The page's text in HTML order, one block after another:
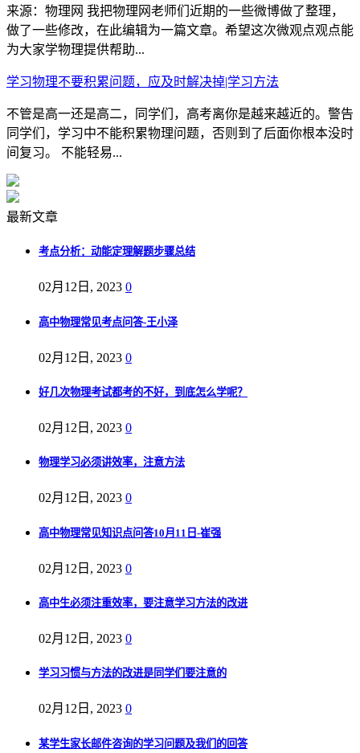
来源：物理网 我把物理网老师们近期的一些微博做了整理，
做了一些修改，在此编辑为一篇文章。希望这次微观点观点能
为大家学物理提供帮助...
学习物理不要积累问题，应及时解决掉|学习方法
不管是高一还是高二，同学们，高考离你是越来越近的。警告
同学们，学习中不能积累物理问题，否则到了后面你根本没时
间复习。 不能轻易...
最新文章
考点分析：动能定理解题步骤总结
02月12日, 2023 0
高中物理常见考点问答-王小泽
02月12日, 2023 0
好几次物理考试都考的不好，到底怎么学呢？
02月12日, 2023 0
物理学习必须讲效率，注意方法
02月12日, 2023 0
高中物理常见知识点问答10月11日-崔强
02月12日, 2023 0
高中生必须注重效率，要注意学习方法的改进
02月12日, 2023 0
学习习惯与方法的改进是同学们要注意的
02月12日, 2023 0
某学生家长邮件咨询的学习问题及我们的回答